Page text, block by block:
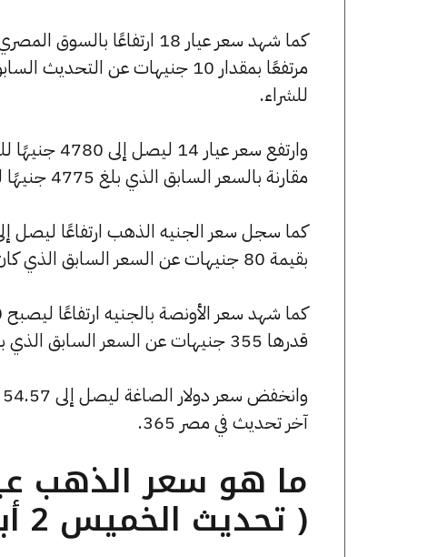
للشراء.
مقارنة بالسعر السابق الذي بلغ 4775 جنيهًا للبيع و4735 جنيهًا للشراء.
بقيمة 80 جنيهات عن السعر السابق الذي كان 57280 جنيهًا للبيع و56800 جنيهًا للشراء.
قدرها 355 جنيهات عن السعر السابق الذي بلغ 254515 جنيهًا للبيع و252385 جنيهًا للشراء.
آخر تحديث في مصر 365.
( تحديث الخميس 2 أبريل الساعة 9:20 مساءً )